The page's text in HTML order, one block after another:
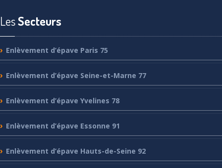
LesSecteurs
Enlèvement d’épave Paris 75
Enlèvement d’épave Seine-et-Marne 77
Enlèvement d’épave Yvelines 78
Enlèvement d’épave Essonne 91
Enlèvement d’épave Hauts-de-Seine 92